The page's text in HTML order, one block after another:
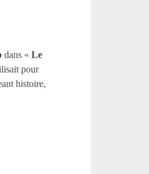
dans «Le
pour
histoire,